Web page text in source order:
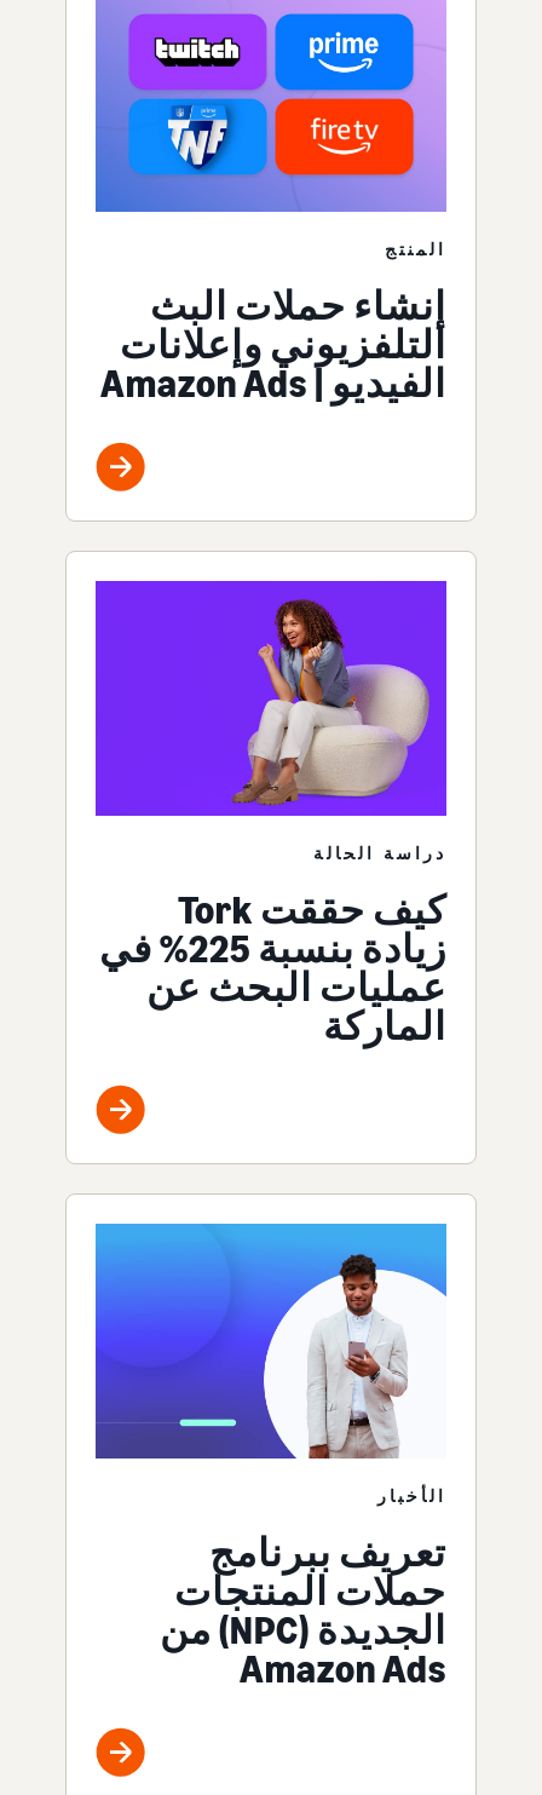
المنتج
إنشاء حملات البث
التلفزيوني وإعلانات
الفيديو | Amazon Ads
دراسة الحالة
كيف حققت Tork
زيادة بنسبة 225% في
عمليات البحث عن
الماركة
الأخبار
تعريف ببرنامج
حملات المنتجات
الجديدة (NPC) من
Amazon Ads